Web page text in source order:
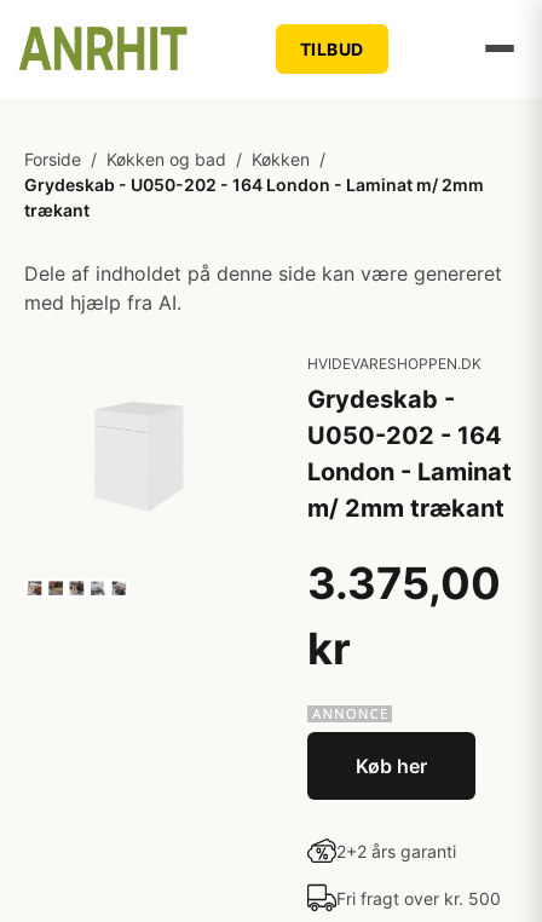
TILBUD
Forside / Køkken og bad / Køkken /
Grydeskab - U050-202 - 164 London - Laminat m/ 2mm
trækant
Dele af indholdet på denne side kan være genereret
med hjælp fra AI.
HVIDEVARESHOPPEN.DK
Grydeskab -
U050-202 - 164
London - Laminat
m/ 2mm trækant
3.375,00
kr
Køb her
2+2 års garanti
Fri fragt over kr. 500